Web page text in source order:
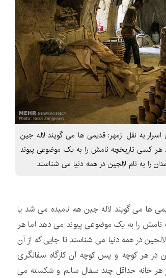
به نقل ازمهر: قدیمی ها می گویند لاله جین
هر کسی تاریخچه نامش را به یک موضوعی پیوند
را به نام لالجین در همه دنیا می شناسند
ها می گویند لاله جین هم نامیده می شد یا
را به یک موضوعی پیوند می دهد اما هر
در همه دنیا می شناسند تا جایی که از آن
در هر کوچه و پس کوچه آن کارگاه سفالگری
هر خانه حداقل چند سفال سالم و شکسته می